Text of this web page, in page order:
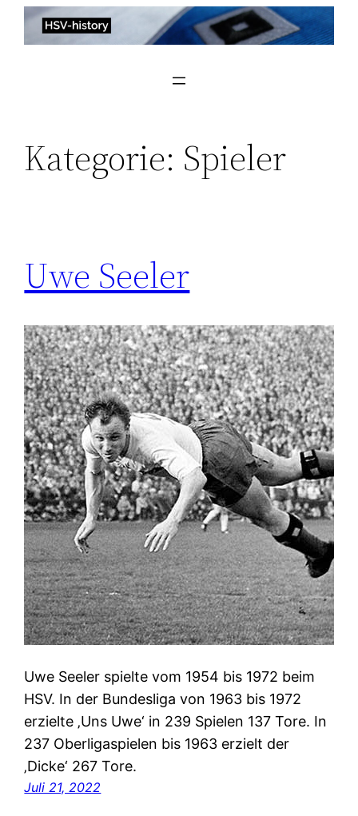
Zum
Inhalt
Kategorie: Spieler
Uwe Seeler
Uwe Seeler spielte vom 1954 bis 1972 beim
HSV. In der Bundesliga von 1963 bis 1972
erzielte ‚Uns Uwe‘ in 239 Spielen 137 Tore. In
237 Oberligaspielen bis 1963 erzielt der
‚Dicke‘ 267 Tore.
Juli 21, 2022